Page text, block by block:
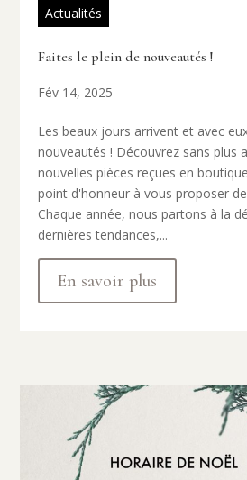
Actualités
Faites le plein de nouveautés !
Fév 14, 2025
Les beaux jours arrivent et avec
nouveautés ! Découvrez sans plus
nouvelles pièces reçues en
point d'honneur à vous proposer
Chaque année, nous partons à la
dernières tendances,...
En savoir plus